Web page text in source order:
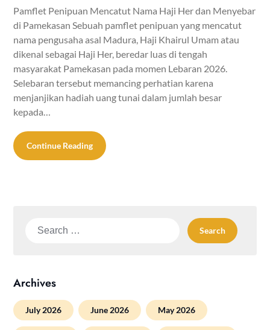
Pamflet Penipuan Mencatut Nama Haji Her dan Menyebar
di Pamekasan Sebuah pamflet penipuan yang mencatut
nama pengusaha asal Madura, Haji Khairul Umam atau
dikenal sebagai Haji Her, beredar luas di tengah
masyarakat Pamekasan pada momen Lebaran 2026.
Selebaran tersebut memancing perhatian karena
menjanjikan hadiah uang tunai dalam jumlah besar
kepada…
Continue Reading
Search
Archives
July 2026 June 2026 May 2026